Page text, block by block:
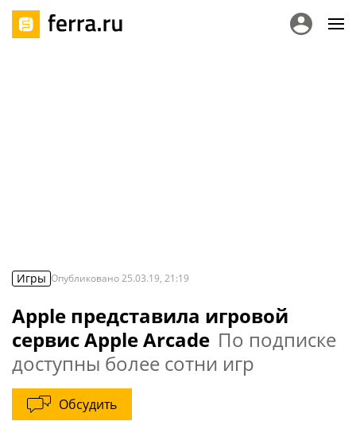
Игры Опубликовано25.03.19, 21:19
Apple представила игровой
сервис Apple Arcade По подписке
доступны более сотни игр
Обсудить